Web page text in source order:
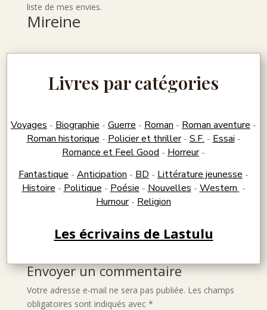
liste de mes envies.
Mireine
Livres par catégories
Voyages - Biographie - Guerre - Roman - Roman aventure -
Roman historique - Policier et thriller- S.F. - Essai -
Romance et Feel Good - Horreur-
Fantastique - Anticipation - BD - Littérature jeunesse -
Histoire - Politique - Poésie - Nouvelles - Western -
Humour- Religion
Les écrivains de Lastulu
Envoyer un commentaire
Votre adresse e-mail ne sera pas publiée. Les champs
obligatoires sont indiqués avec *